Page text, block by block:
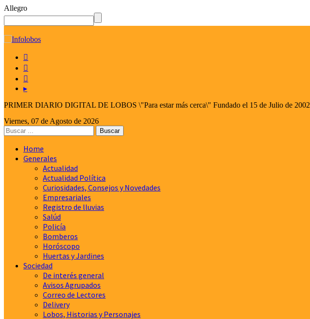
Allegro



▸
PRIMER DIARIO DIGITAL DE LOBOS \"Para estar más cerca\" Fundado el 15 de Julio de 2002
Viernes, 07 de Agosto de 2026
Home
Generales
Actualidad
Actualidad Política
Curiosidades, Consejos y Novedades
Empresariales
Registro de lluvias
Salúd
Policía
Bomberos
Horóscopo
Huertas y Jardines
Sociedad
De interés general
Avisos Agrupados
Correo de Lectores
Delivery
Lobos, Historias y Personajes